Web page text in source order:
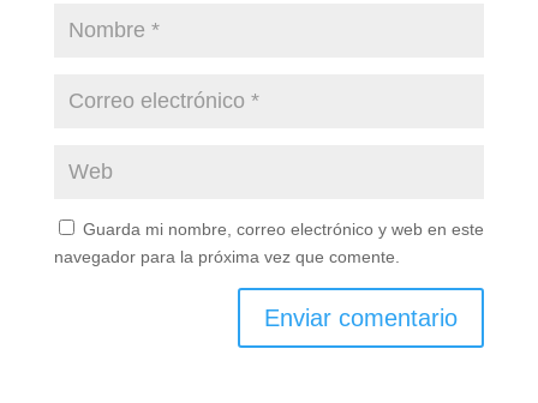
Guarda mi nombre, correo electrónico y web en este
navegador para la próxima vez que comente.